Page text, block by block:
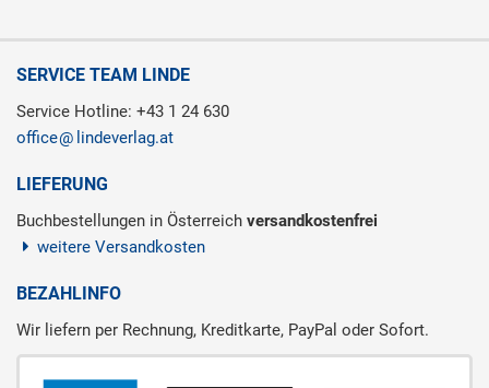
SERVICE TEAM LINDE
Service Hotline: +43 1 24 630
office
lindeverlag.at
LIEFERUNG
Buchbestellungen in Österreich versandkostenfrei
weitere Versandkosten
BEZAHLINFO
Wir liefern per Rechnung, Kreditkarte, PayPal oder Sofort.